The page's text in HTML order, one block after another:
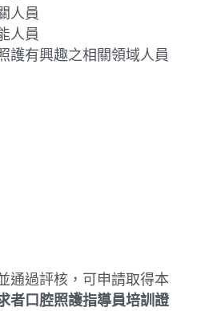
人員
人員
護有興趣之相關領域人員
通過評核，可申請取得本
者口腔照護指導員培訓證